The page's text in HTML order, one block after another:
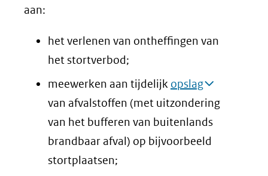
aan:
het verlenen van ontheffingen van
het stortverbod;
meewerken aan tijdelijk opslag
van afvalstoffen (met uitzondering
van het bufferen van buitenlands
brandbaar afval) op bijvoorbeeld
stortplaatsen;